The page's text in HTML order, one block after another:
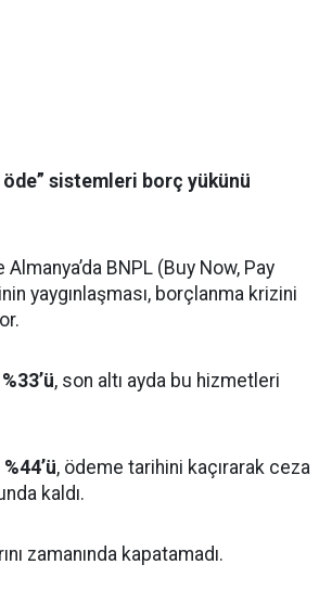
öde” sistemleri borç yükünü
BNPL (Buy Now, Pay
yaygınlaşması, borçlanma krizini
%33’ü, son altı ayda bu hizmetleri
%44’ü, ödeme tarihini kaçırarak ceza
kaldı.
zamanında kapatamadı.